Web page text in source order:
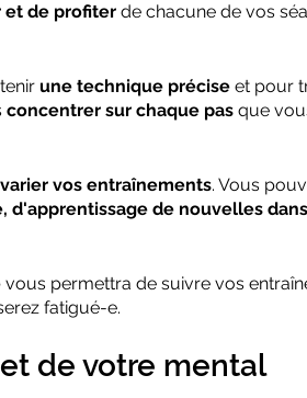
et de profiter de chacune de vos
une technique précise et pour
concentrer sur chaque pas que
varier vos entraînements. Vous
d'apprentissage de nouvelles
vous permettra de suivre vos
fatigué-e.
de votre mental